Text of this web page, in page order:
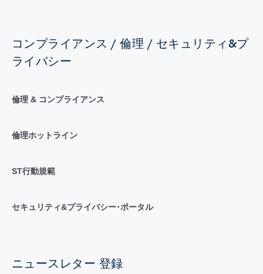
コンプライアンス / 倫理 / セキュリティ&プ
ライバシー
倫理 & コンプライアンス
倫理ホットライン
ST行動規範
セキュリティ&プライバシー･ポータル
ニュースレター 登録